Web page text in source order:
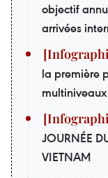
objectif
arrivées
la première
JOURNÉE
VIETNAM